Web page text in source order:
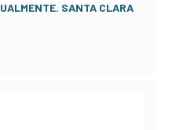
SANTA CLARA